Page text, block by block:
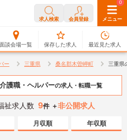
求人検索 会員登録 メニュー
面談会場一覧
0
保存した求人
0
最近見た求人
ー 三重県 桑名郡木曽岬町 三重県
護職・ヘルパーの求人・転職一覧
祉求人数 9件 ＋非公開求人
月収順 年収順